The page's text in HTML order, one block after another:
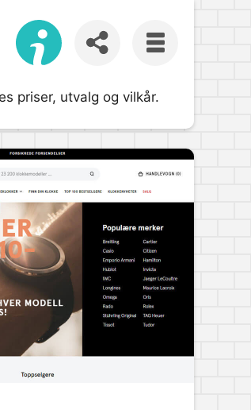
priser, utvalg og vilkår.